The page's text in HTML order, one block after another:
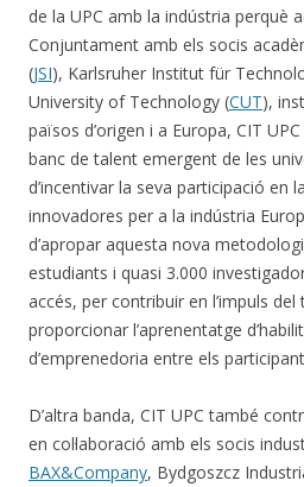
de la UPC amb la indústria perquè
Conjuntament amb els socis
(JSI), Karlsruher Institut für
University of Technology (CUT),
països d’origen i a Europa, CIT
banc de talent emergent de les
d’incentivar la seva participació en
innovadores per a la indústria
d’apropar aquesta nova
estudiants i quasi 3.000
accés, per contribuir en l’impuls
proporcionar l’aprenentatge
d’emprenedoria entre els
D’altra banda, CIT UPC també
en col·laboració amb els socis
BAX&Company, Bydgoszcz